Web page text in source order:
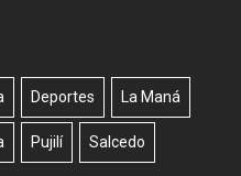
Deportes La Maná
Pujilí Salcedo